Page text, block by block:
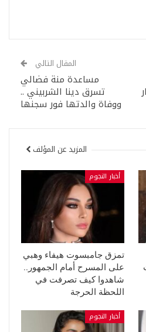
المقال التالي
مساعدة منة فضالي
تسرق دينا الشربيني ..
ووفاة والدتها فور سجنها
المزيد عن المؤلف
أخبار النجوم
تمزق جامبسوت هيفاء وهبي
على المسرح أمام الجمهور..
شاهدوا كيف تصرفت في
اللحظة الحرجة
أخبار النجوم